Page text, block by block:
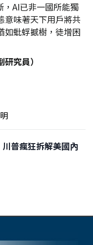
AI已非一國所能獨
意味著天下用戶將共
如蚍蜉撼樹，徒增困
究員）
普瘋狂拆解美國內